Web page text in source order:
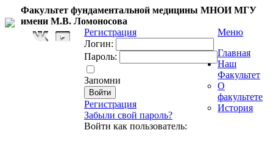
Факультет фундаментальной медицины МНОИ МГУ
имени М.В. Ломоносова
Регистрация
Логин:
Пароль:
Запомни
Регистрация
Забыли свой пароль?
Войти как пользователь:
Меню
Главная
Наш
Факультет
О
факультете
История